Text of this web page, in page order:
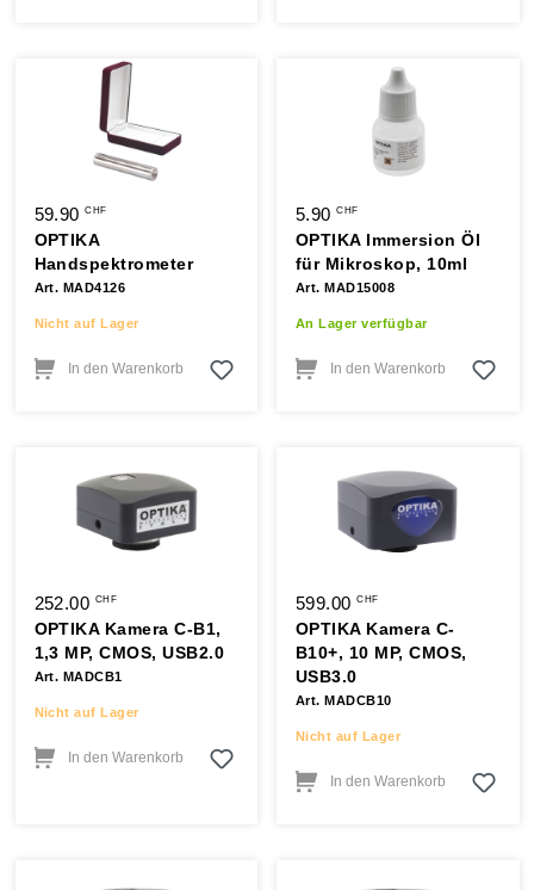
59.90CHF
OPTIKA
Handspektrometer
Art. MAD4126
Nicht auf Lager
In den Warenkorb
5.90CHF
OPTIKA Immersion Öl
für Mikroskop, 10ml
Art. MAD15008
An Lager verfügbar
In den Warenkorb
252.00 CHF
OPTIKA Kamera C-B1,
1,3 MP, CMOS, USB2.0
Art. MADCB1
Nicht auf Lager
In den Warenkorb
599.00CHF
OPTIKA Kamera C-
B10+, 10 MP, CMOS,
USB3.0
Art. MADCB10
Nicht auf Lager
In den Warenkorb